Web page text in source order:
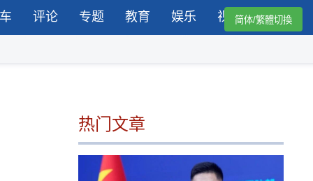
评论 专题 教育 娱乐 视频简体/繁體切換
热门文章